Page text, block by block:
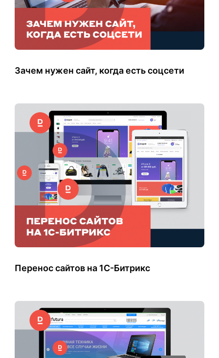
Зачем нужен сайт, когда есть соцсети
Перенос сайтов на 1С-Битрикс